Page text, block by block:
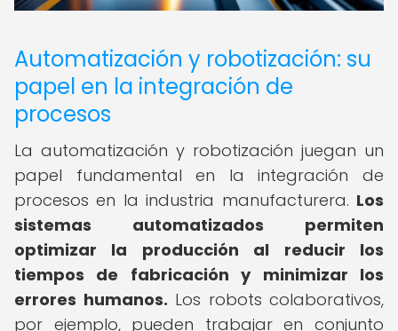
Automatización y robotización: su
papel en la integración de
procesos
La automatización y robotización juegan un
papel fundamental en la integración de
procesos en la industria manufacturera. Los
sistemas automatizados permiten
optimizar la producción al reducir los
tiempos de fabricación y minimizar los
errores humanos. Los robots colaborativos,
por ejemplo, pueden trabajar en conjunto